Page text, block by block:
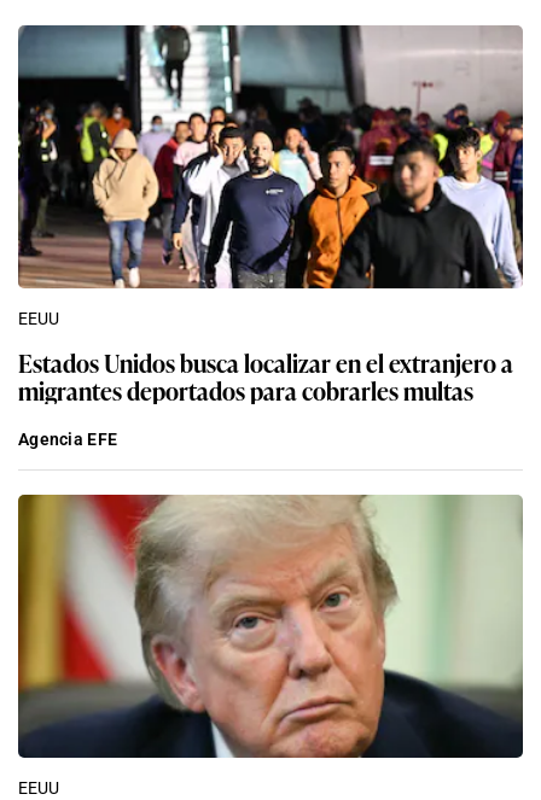
EEUU
Estados Unidos busca localizar en el extranjero a
migrantes deportados para cobrarles multas
Agencia EFE
EEUU